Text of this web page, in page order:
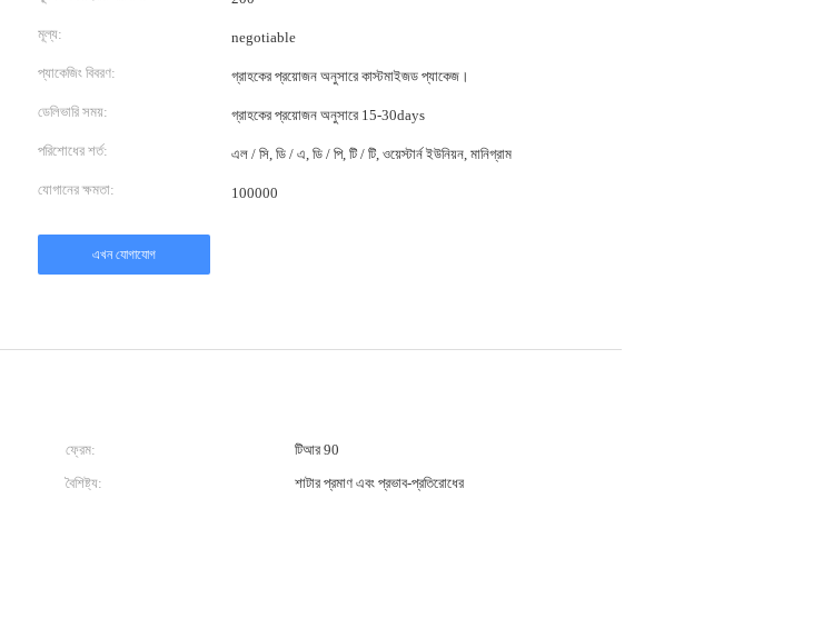
মূল্য: negotiable
প্যাকেজিং বিবরণ: গ্রাহকের প্রয়োজন অনুসারে কাস্টমাইজড প্যাকেজ।
ডেলিভারি সময়: গ্রাহকের প্রয়োজন অনুসারে 15-30days
পরিশোধের শর্ত: এল / সি, ডি / এ, ডি / পি, টি / টি, ওয়েস্টার্ন ইউনিয়ন, মানিগ্রাম
যোগানের ক্ষমতা: 100000
এখন যোগাযোগ
ফ্রেম:
টিআর 90
বৈশিষ্ট্য:
শাটার প্রমাণ এবং প্রভাব-প্রতিরোধের